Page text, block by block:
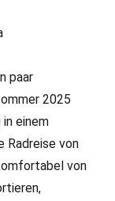
paar
2025
einem
Radreise von
von